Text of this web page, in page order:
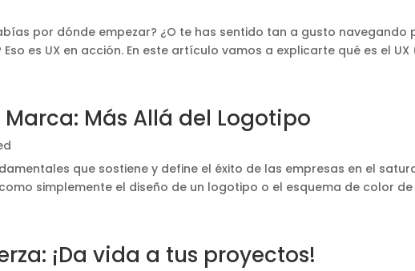
por dónde empezar? ¿O te has sentido tan a gusto navegando
es UX en acción. En este artículo vamos a explicarte qué es el UX
Más Allá del Logotipo
que sostiene y define el éxito de las empresas en el
simplemente el diseño de un logotipo o el esquema de color de
¡Da vida a tus proyectos!